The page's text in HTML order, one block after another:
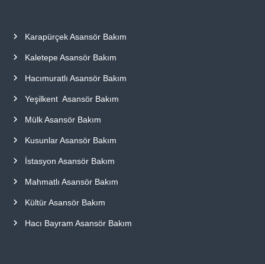
Karapürçek Asansör Bakım
Kaletepe Asansör Bakım
Hacımuratlı Asansör Bakım
Yeşilkent Asansör Bakım
Mülk Asansör Bakım
Kusunlar Asansör Bakım
İstasyon Asansör Bakım
Mahmatlı Asansör Bakım
Kültür Asansör Bakım
Hacı Bayram Asansör Bakım